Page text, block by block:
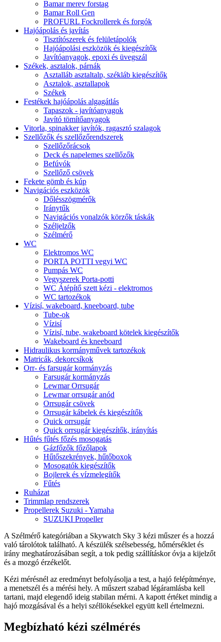
Bamar merev forstag
Bamar Roll Gen
PROFURL Fockrollerek és forgók
Hajóápolás és javítás
Tisztítószerek és felületápolók
Hajóápolási eszközök és kiegészítők
Javítóanyagok, epoxi és üvegszál
Székek, asztalok, párnák
Asztalláb asztaltalp, székláb kiegészítők
Asztalok, asztallapok
Székek
Festékek hajóápolás algagátlás
Tapaszok - javítóanyagok
Javító tömítőanyagok
Vitorla, spinakker javítók, ragasztó szalagok
Szellőzők és szellőzőrendszerek
Szellőzőrácsok
Deck és napelemes szellőzők
Befúvók
Szellőző csövek
Fekete gömb és kúp
Navigációs eszközök
Dőlésszögmérők
Iránytűk
Navigációs vonalzók körzők táskák
Széljelzők
Szélmérő
WC
Elektromos WC
PORTA POTTI vegyi WC
Pumpás WC
Vegyszerek Porta-potti
WC Átépítő szett kézi - elektromos
WC tartozékok
Vízisí, wakeboard, kneeboard, tube
Tube-ok
Vízisí
Vízisí, tube, wakeboard kötelek kiegészítők
Wakeboard és kneeboard
Hidraulikus kormányművek tartozékok
Matricák, dekorcsíkok
Orr- és farsugár kormányzás
Farsugár kormányzás
Lewmar Orrsugár
Lewmar orrsugár anód
Orrsugár csövek
Orrsugár kábelek és kiegészítők
Quick orrsugár
Quick orrsugár kiegészítők, irányítás
Hűtés fűtés főzés mosogatás
Gázfőzők főzőlapok
Hűtőszekrények, hűtőboxok
Mosogatók kiegészítők
Bojlerek és vízmelegítők
Fűtés
Ruházat
Trimmlap rendszerek
Propellerek Suzuki - Yamaha
SUZUKI Propeller
A Szélmérő kategóriában a Skywatch Sky 3 kézi műszer és a hozzá
való tárolótok található. A készülék szélsebesség, hőmérséklet és
irány meghatározásában segít, a tok pedig szállításkor óvja a kijelzőt
és a mozgó érzékelőt.
Kézi mérésnél az eredményt befolyásolja a test, a hajó felépítménye,
a menetszél és a mérési hely. A műszert szabad légáramlásba kell
tartani, majd elegendő ideig stabilan mérni. A kapott értéket mindig a
hajó mozgásával és a helyi széllökésekkel együtt kell értelmezni.
Megbízható kézi szélmérés